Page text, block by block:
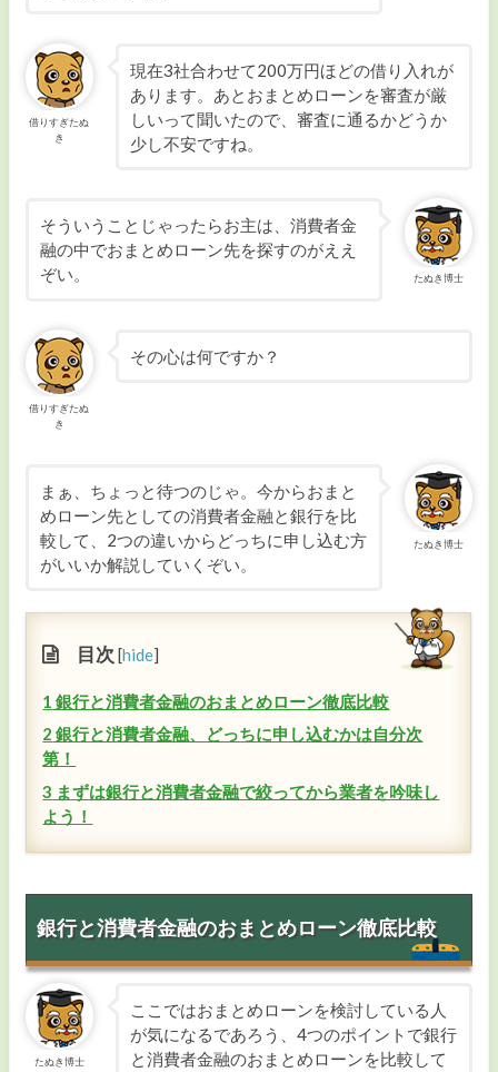
複数の借入を1つにまとめたい
専業主婦で収入ゼロでも借りたい
カードローンの審査
カードローンの金利
おまとめローン
ビジネスローン
借りすぎたぬ
き
現在3社合わせて200万円ほどの借り入れが
あります。あとおまとめローンを審査が厳
しいって聞いたので、審査に通るかどうか
少し不安ですね。
たぬき博士
そういうことじゃったらお主は、消費者金
融の中でおまとめローン先を探すのがええ
ぞい。
借りすぎたぬ
き
その心は何ですか？
たぬき博士
まぁ、ちょっと待つのじゃ。今からおまと
めローン先としての消費者金融と銀行を比
較して、2つの違いからどっちに申し込む方
がいいか解説していくぞい。
目次[hide]
1 銀行と消費者金融のおまとめローン徹底比較
2 銀行と消費者金融、どっちに申し込むかは自分次
第！
3 まずは銀行と消費者金融で絞ってから業者を吟味し
よう！
銀行と消費者金融のおまとめローン徹底比較
たぬき博士
ここではおまとめローンを検討している人
が気になるであろう、4つのポイントで銀行
と消費者金融のおまとめローンを比較して